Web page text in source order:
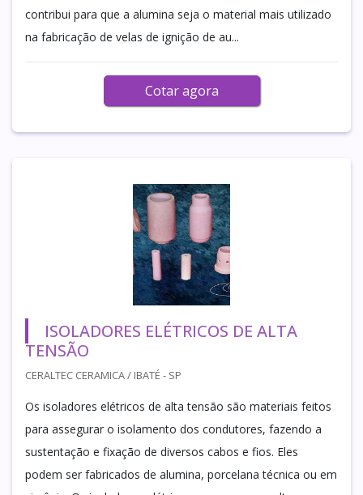
contribui para que a alumina seja o material mais utilizado
na fabricação de velas de ignição de au...
Cotar agora
ISOLADORES ELÉTRICOS DE ALTA
TENSÃO
CERALTEC CERAMICA / IBATÉ - SP
Os isoladores elétricos de alta tensão são materiais feitos
para assegurar o isolamento dos condutores, fazendo a
sustentação e fixação de diversos cabos e fios. Eles
podem ser fabricados de alumina, porcelana técnica ou em